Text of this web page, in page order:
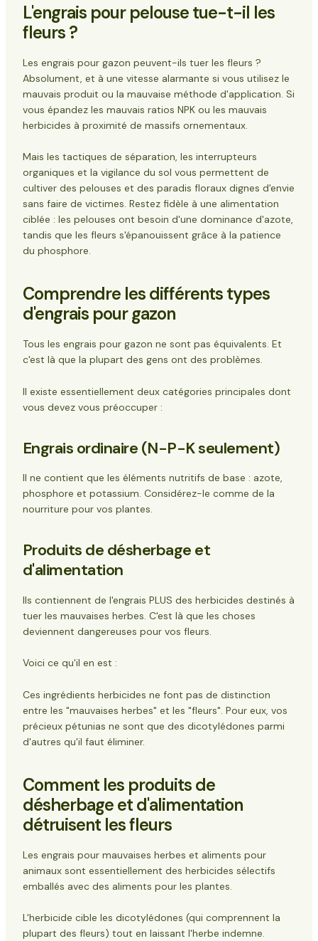
gazon
Engrais ordinaire (N-P-K seulement)
Produits de désherbage et d'alimentation
Comment les produits de désherbage et
d'alimentation détruisent les fleurs
Pourquoi les engrais ordinaires peuvent-ils aussi
nuire aux fleurs ?
1. Surcharge d'azote
2. Brûlage d'engrais
Exemples concrets de dégâts causés par les
engrais
Que faire si de l'engrais se retrouve sur vos fleurs
?
Actions immédiates (24-48 premières
heures)
Mesures de rétablissement à plus long terme
2. Maîtriser la technique d'application
3. Barrières physiques
La science derrière les interactions entre engrais
Approches alternatives pour les paysages mixtes
Fertilisation par zone
Recommandations sur les produits et ce qu'il
faut éviter
Des alternatives plus sûres
Considérations sur le calendrier pour 2025
Conseils avancés pour les jardiniers sérieux
Analyse des sols
Application ciblée
L'engrais pour pelouse tue-t-il les
fleurs ?
Les engrais pour gazon peuvent-ils tuer les fleurs ?
Absolument, et à une vitesse alarmante si vous utilisez le
mauvais produit ou la mauvaise méthode d'application. Si
vous épandez les mauvais ratios NPK ou les mauvais
herbicides à proximité de massifs ornementaux.
Mais les tactiques de séparation, les interrupteurs
organiques et la vigilance du sol vous permettent de
cultiver des pelouses et des paradis floraux dignes d'envie
sans faire de victimes. Restez fidèle à une alimentation
ciblée : les pelouses ont besoin d'une dominance d'azote,
tandis que les fleurs s'épanouissent grâce à la patience
du phosphore.
Comprendre les différents types
d'engrais pour gazon
Tous les engrais pour gazon ne sont pas équivalents. Et
c'est là que la plupart des gens ont des problèmes.
Il existe essentiellement deux catégories principales dont
vous devez vous préoccuper :
Engrais ordinaire (N-P-K seulement)
Il ne contient que les éléments nutritifs de base : azote,
phosphore et potassium. Considérez-le comme de la
nourriture pour vos plantes.
Produits de désherbage et
d'alimentation
Ils contiennent de l'engrais PLUS des herbicides destinés à
tuer les mauvaises herbes. C'est là que les choses
deviennent dangereuses pour vos fleurs.
Voici ce qu'il en est :
Ces ingrédients herbicides ne font pas de distinction
entre les "mauvaises herbes" et les "fleurs". Pour eux, vos
précieux pétunias ne sont que des dicotylédones parmi
d'autres qu'il faut éliminer.
Comment les produits de
désherbage et d'alimentation
détruisent les fleurs
Les engrais pour mauvaises herbes et aliments pour
animaux sont essentiellement des herbicides sélectifs
emballés avec des aliments pour les plantes.
L'herbicide cible les dicotylédones (qui comprennent la
plupart des fleurs) tout en laissant l'herbe indemne.